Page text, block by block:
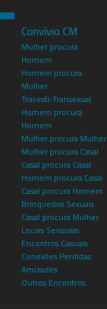
Convívio CM
Mulher procura
Homem
Homem procura
Mulher
Travesti-Transexual
Homem procura
Homem
Mulher procura Mulher
Mulher procura Casal
Casal procura Casal
Homem procura Casal
Casal procura Homem
Brinquedos Sexuais
Casal procura Mulher
Locais Sensuais
Encontros Casuais
Conexões Perdidas
Amizades
Outros Encontros